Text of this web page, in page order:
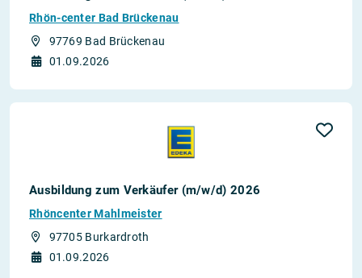
Rhön-center Bad Brückenau
97769 Bad Brückenau
01.09.2026
Ausbildung zum Verkäufer (m/w/d) 2026
Rhöncenter Mahlmeister
97705 Burkardroth
01.09.2026